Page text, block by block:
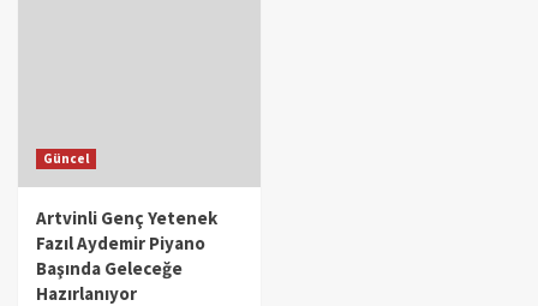
Güncel
Artvinli Genç Yetenek
Fazıl Aydemir Piyano
Başında Geleceğe
Hazırlanıyor